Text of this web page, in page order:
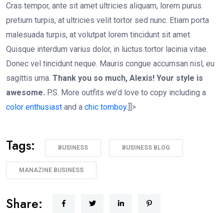
Cras tempor, ante sit amet ultricies aliquam, lorem purus
pretium turpis, at ultricies velit tortor sed nunc. Etiam porta
malesuada turpis, at volutpat lorem tincidunt sit amet.
Quisque interdum varius dolor, in luctus tortor lacinia vitae.
Donec vel tincidunt neque. Mauris congue accumsan nisl, eu
sagittis urna. Thank you so much, Alexis! Your style is
awesome. P.S. More outfits we’d love to copy including a
color enthusiast and a chic tomboy.]]>
Tags: BUSINESS BUSINESS BLOG
MANAZINE BUSINESS
Share: